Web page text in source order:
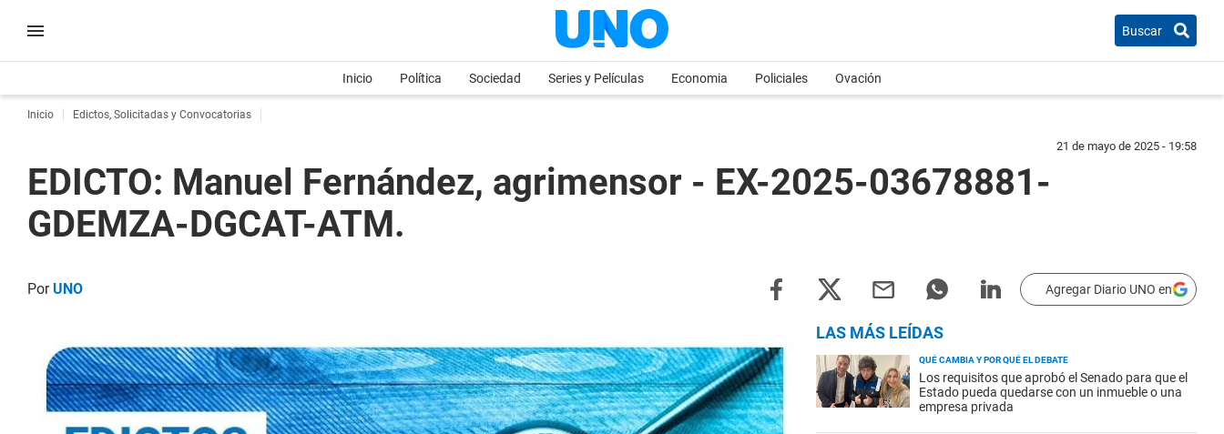
Buscar
Inicio Política Sociedad Series y Películas Economia Policiales Ovación
Inicio Edictos, Solicitadas y Convocatorias
21 de mayo de 2025 - 19:58
EDICTO: Manuel Fernández, agrimensor - EX-2025-03678881-
GDEMZA-DGCAT-ATM.
PorUNO Agregar Diario UNO en
LAS MÁS LEÍDAS
QUÉ CAMBIA Y POR QUÉ EL DEBATE
Los requisitos que aprobó el Senado para que el
Estado pueda quedarse con un inmueble o una
empresa privada